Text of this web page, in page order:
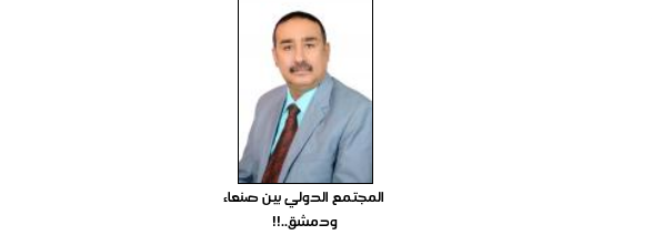
المجتمع الدولي بين صنعاء
ودمشق..!!